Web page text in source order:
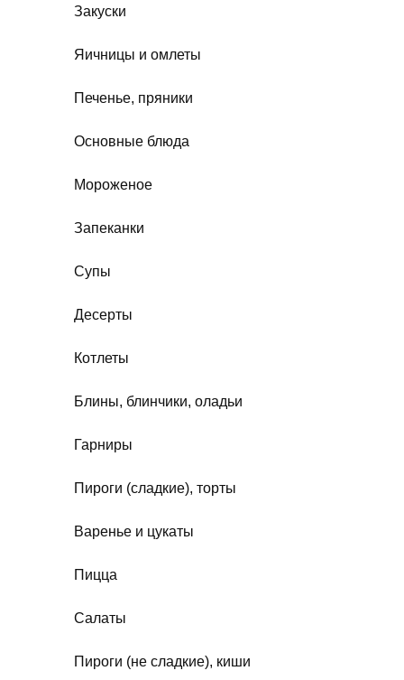
Закуски
Яичницы и омлеты
Печенье, пряники
Основные блюда
Мороженое
Запеканки
Супы
Десерты
Котлеты
Блины, блинчики, оладьи
Гарниры
Пироги (сладкие), торты
Варенье и цукаты
Пицца
Салаты
Пироги (не сладкие), киши